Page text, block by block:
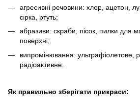
агресивні речовини: хлор, ацетон,
сірка, ртуть;
абразиви: скраби, пісок, пилки для
поверхні;
випромінювання: ультрафіолетове,
радіоактивне.
Як правильно зберігати прикраси: